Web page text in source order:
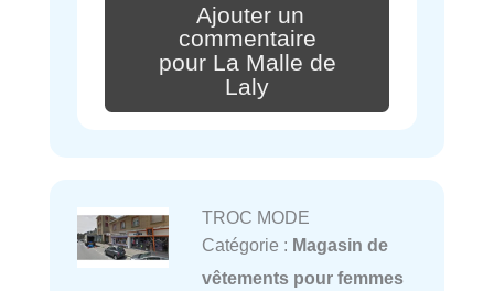
Ajouter un
commentaire
pour La Malle de
Laly
TROC MODE
Catégorie : Magasin de
vêtements pour femmes